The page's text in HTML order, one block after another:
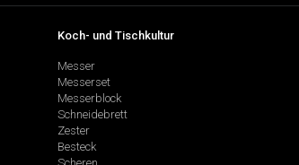
Koch- und Tischkultur
Messer
Messerset
Messerblock
Schneidebrett
Zester
Besteck